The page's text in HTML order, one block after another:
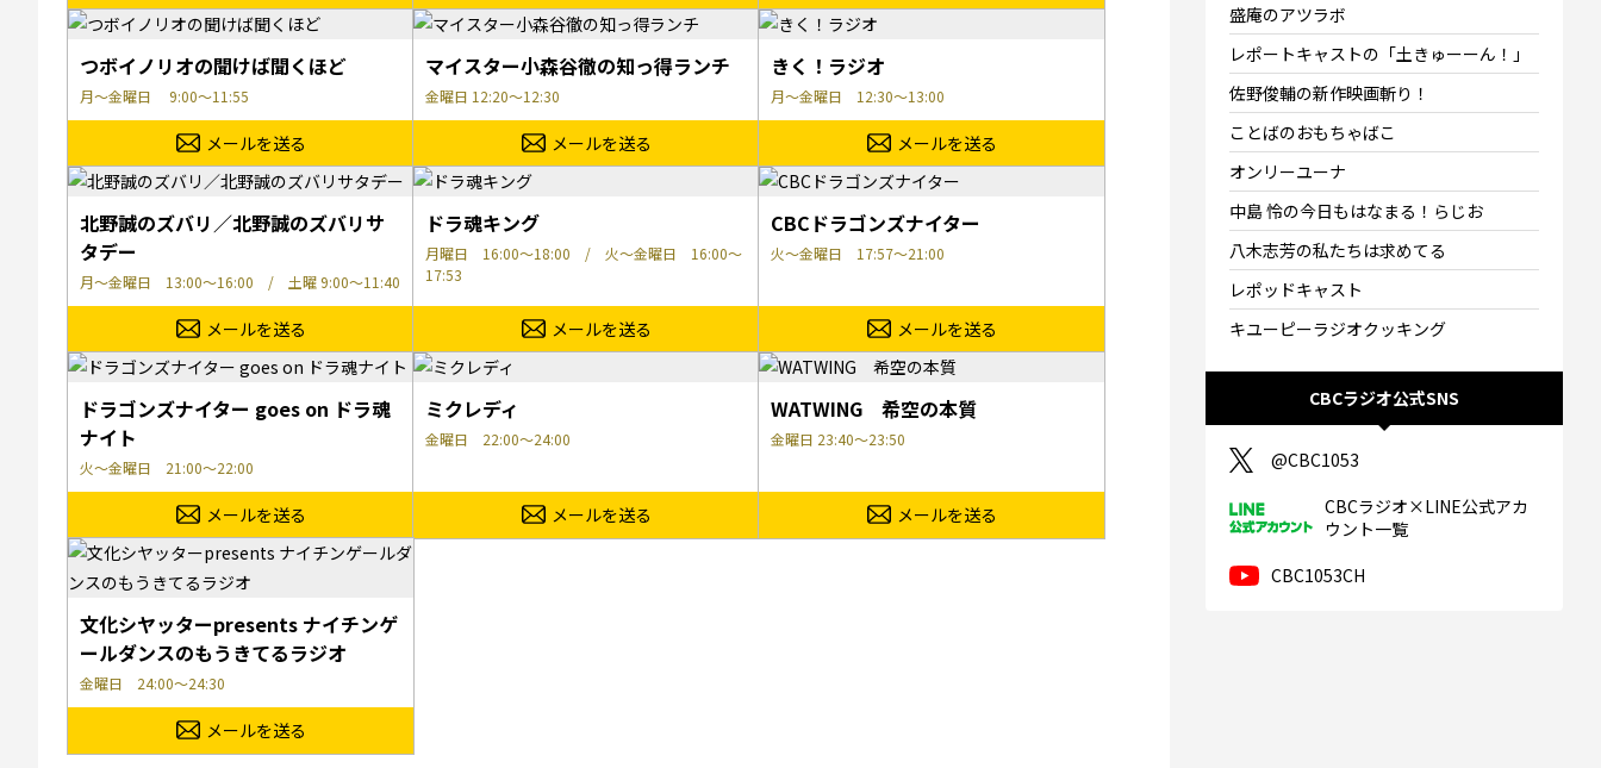
つボイノリオの聞けば聞くほど
月～金曜日 9:00～11:55
メールを送る
マイスター小森谷徹の知っ得ランチ
金曜日 12:20～12:30
メールを送る
きく！ラジオ
月～金曜日 12:30～13:00
メールを送る
北野誠のズバリ／北野誠のズバリサ
タデー
月～金曜日 13:00～16:00 / 土曜 9:00～11:40
メールを送る
ドラ魂キング
月曜日 16:00～18:00 / 火～金曜日 16:00～
17:53
メールを送る
CBCドラゴンズナイター
火～金曜日 17:57～21:00
メールを送る
ドラゴンズナイター goes on ドラ魂
ナイト
火～金曜日 21:00～22:00
メールを送る
ミクレディ
金曜日 22:00～24:00
メールを送る
WATWING 希空の本質
金曜日 23:40～23:50
メールを送る
文化シヤッターpresents ナイチンゲ
ールダンスのもうきてるラジオ
金曜日 24:00～24:30
メールを送る
盛庵のアツラボ
レポートキャストの「土きゅーーん！」
佐野俊輔の新作映画斬り！
ことばのおもちゃばこ
オンリーユーナ
中島 怜の今日もはなまる！らじお
八木志芳の私たちは求めてる
レポッドキャスト
キユーピーラジオクッキング
CBCラジオ公式SNS
@CBC1053
CBCラジオ×LINE公式アカ
ウント一覧
CBC1053CH